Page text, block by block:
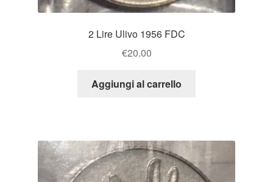
2 Lire Ulivo 1956 FDC
€20.00
Aggiungi al carrello